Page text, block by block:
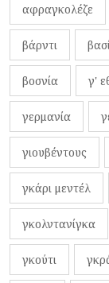
αφραγκολέζε
βάρντι
βοσνία γ'
γερμανία
γιουβέντους
γκάρι μεντέλ
γκολντανίγκα
γκούτι